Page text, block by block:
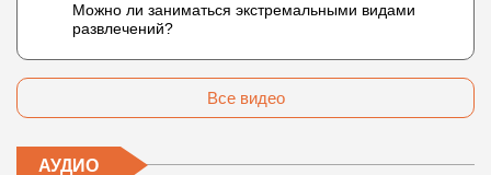
Можно ли заниматься экстремальными видами
развлечений?
Все видео
АУДИО